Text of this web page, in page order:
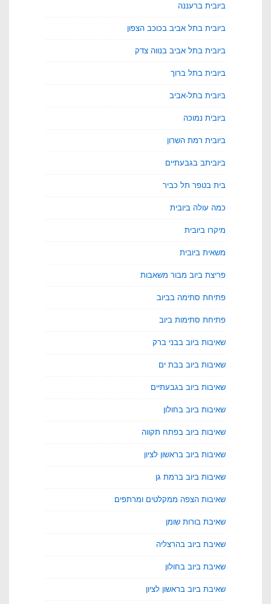
ביובית ברעננה
ביובית בתל אביב בכוכב הצפון
ביובית בתל אביב בנווה צדק
ביובית בתל ברוך
ביובית בתל-אביב
ביובית נמוכה
ביובית רמת השרון
ביוביתב בגבעתיים
בית בטפר תל כביר
כמה עולה ביובית
מיקרו ביובית
משאית ביובית
פריצת ביוב מבור משאבות
פתיחת סתימה בביוב
פתיחת סתימות ביוב
שאיבות ביוב בבני ברק
שאיבות ביוב בבת ים
שאיבות ביוב בגבעתיים
שאיבות ביוב בחולון
שאיבות ביוב בפתח תקווה
שאיבות ביוב בראשון לציון
שאיבות ביוב ברמת גן
שאיבות הצפה ממקלטים ומרתפים
שאיבת בורות שומן
שאיבת ביוב בהרצליה
שאיבת ביוב בחולון
שאיבת ביוב בראשון לציון